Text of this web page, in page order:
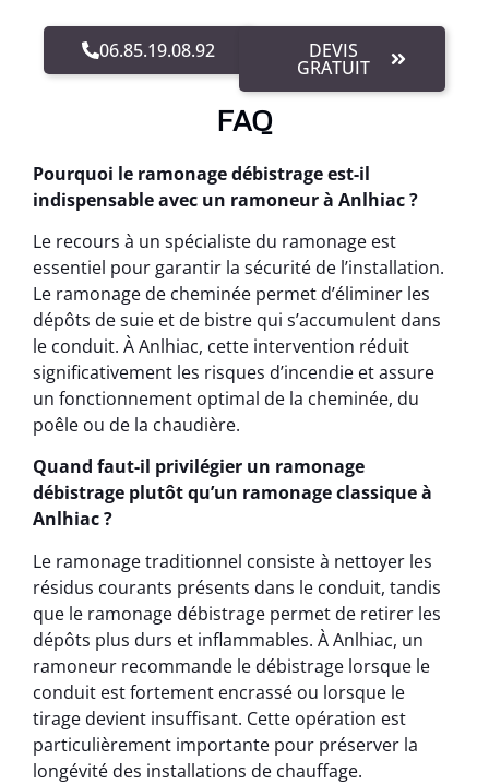
06.85.19.08.92 DEVIS
GRATUIT
FAQ
Pourquoi le ramonage débistrage est-il
indispensable avec un ramoneur à Anlhiac ?
Le recours à un spécialiste du ramonage est
essentiel pour garantir la sécurité de l’installation.
Le ramonage de cheminée permet d’éliminer les
dépôts de suie et de bistre qui s’accumulent dans
le conduit. À Anlhiac, cette intervention réduit
significativement les risques d’incendie et assure
un fonctionnement optimal de la cheminée, du
poêle ou de la chaudière.
Quand faut-il privilégier un ramonage
débistrage plutôt qu’un ramonage classique à
Anlhiac ?
Le ramonage traditionnel consiste à nettoyer les
résidus courants présents dans le conduit, tandis
que le ramonage débistrage permet de retirer les
dépôts plus durs et inflammables. À Anlhiac, un
ramoneur recommande le débistrage lorsque le
conduit est fortement encrassé ou lorsque le
tirage devient insuffisant. Cette opération est
particulièrement importante pour préserver la
longévité des installations de chauffage.